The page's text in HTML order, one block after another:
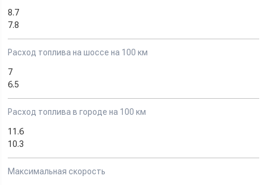
8.7
7.8
Расход топлива на шоссе на 100 км
7
6.5
Расход топлива в городе на 100 км
11.6
10.3
Максимальная скорость